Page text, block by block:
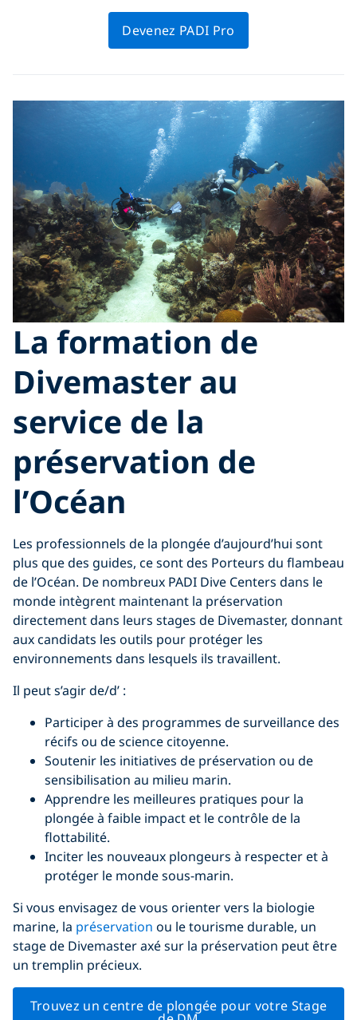
Devenez PADI Pro
La formation de
Divemaster au
service de la
préservation de
l’Océan
Les professionnels de la plongée d’aujourd’hui sont
plus que des guides, ce sont des Porteurs du flambeau
de l’Océan. De nombreux PADI Dive Centers dans le
monde intègrent maintenant la préservation
directement dans leurs stages de Divemaster, donnant
aux candidats les outils pour protéger les
environnements dans lesquels ils travaillent.
Il peut s’agir de/d’ :
Participer à des programmes de surveillance des
récifs ou de science citoyenne.
Soutenir les initiatives de préservation ou de
sensibilisation au milieu marin.
Apprendre les meilleures pratiques pour la
plongée à faible impact et le contrôle de la
flottabilité.
Inciter les nouveaux plongeurs à respecter et à
protéger le monde sous-marin.
Si vous envisagez de vous orienter vers la biologie
marine, la préservation ou le tourisme durable, un
stage de Divemaster axé sur la préservation peut être
un tremplin précieux.
Trouvez un centre de plongée pour votre Stage